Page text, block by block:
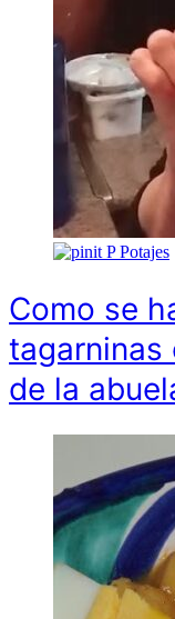
P Potajes
Como se
tagarninas
de la